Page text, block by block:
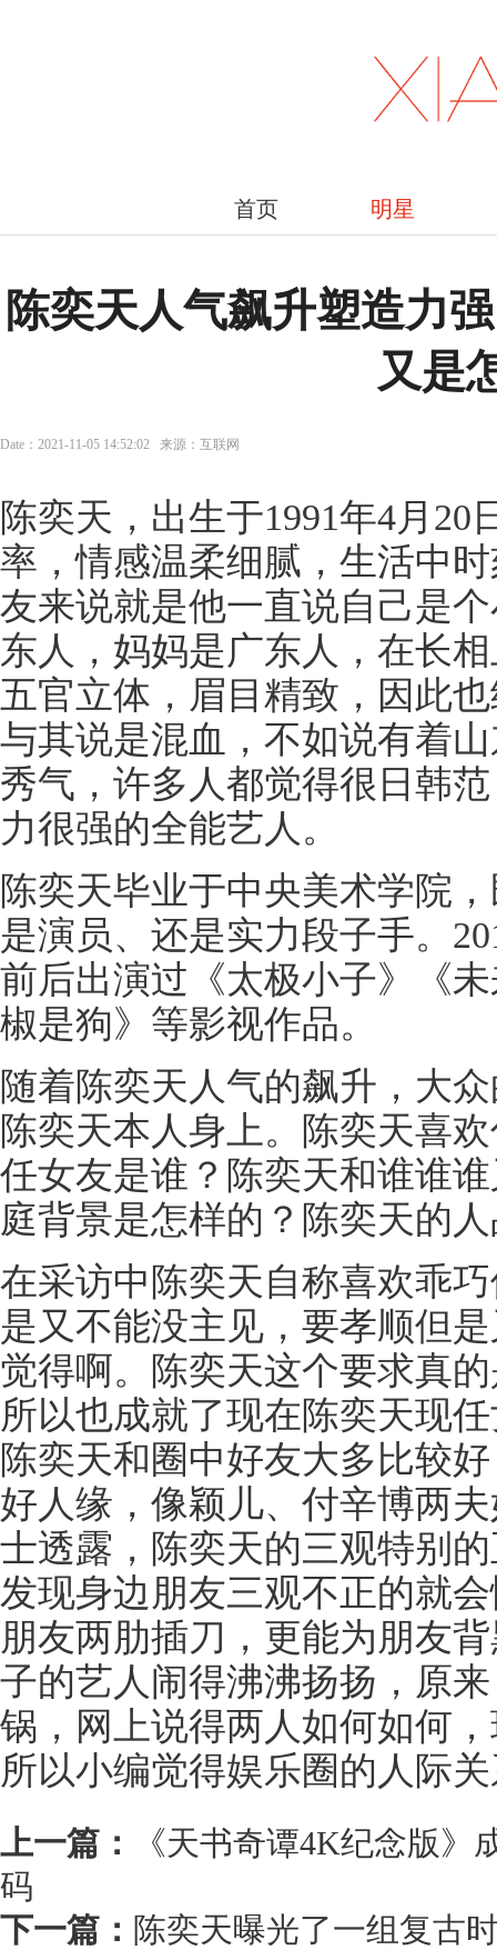
首页 明星
陈奕天人气飙升塑造力
又是
Date：2021-11-05 14:52:02 来源：互联网
陈奕天，出生于1991年4月
率，情感温柔细腻，生活中
友来说就是他一直说自己是
东人，妈妈是广东人，在长
五官立体，眉目精致，因此
与其说是混血，不如说有着
秀气，许多人都觉得很日韩
力很强的全能艺人。
陈奕天毕业于中央美术学院
是演员、还是实力段子手。
前后出演过《太极小子》《
椒是狗》等影视作品。
随着陈奕天人气的飙升，大
陈奕天本人身上。陈奕天喜
任女友是谁？陈奕天和谁谁
庭背景是怎样的？陈奕天的
在采访中陈奕天自称喜欢乖
是又不能没主见，要孝顺但
觉得啊。陈奕天这个要求真
所以也成就了现在陈奕天现
陈奕天和圈中好友大多比较
好人缘，像颖儿、付辛博两
士透露，陈奕天的三观特别
发现身边朋友三观不正的就
朋友两肋插刀，更能为朋友
子的艺人闹得沸沸扬扬，原
锅，网上说得两人如何如何
所以小编觉得娱乐圈的人际
上一篇：
《天书奇谭4K纪念版
码
下一篇： 陈奕天曝光了一组复古